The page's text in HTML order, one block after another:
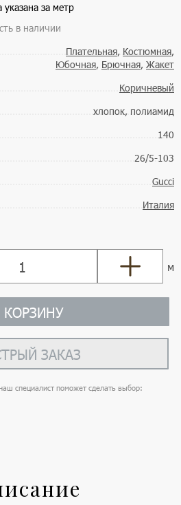
указана за метр
в наличии
Плательная, Костюмная,
Юбочная, Брючная, Жакет
Коричневый
хлопок, полиамид
140
26/5-103
Gucci
Италия
м
КОРЗИНУ
ЗАКАЗ
специалист поможет сделать выбор: